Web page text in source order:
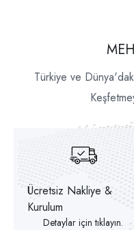
Türkiye ve
Ücretsiz Nakliye &
Kurulum
Detaylar için tıklayın.